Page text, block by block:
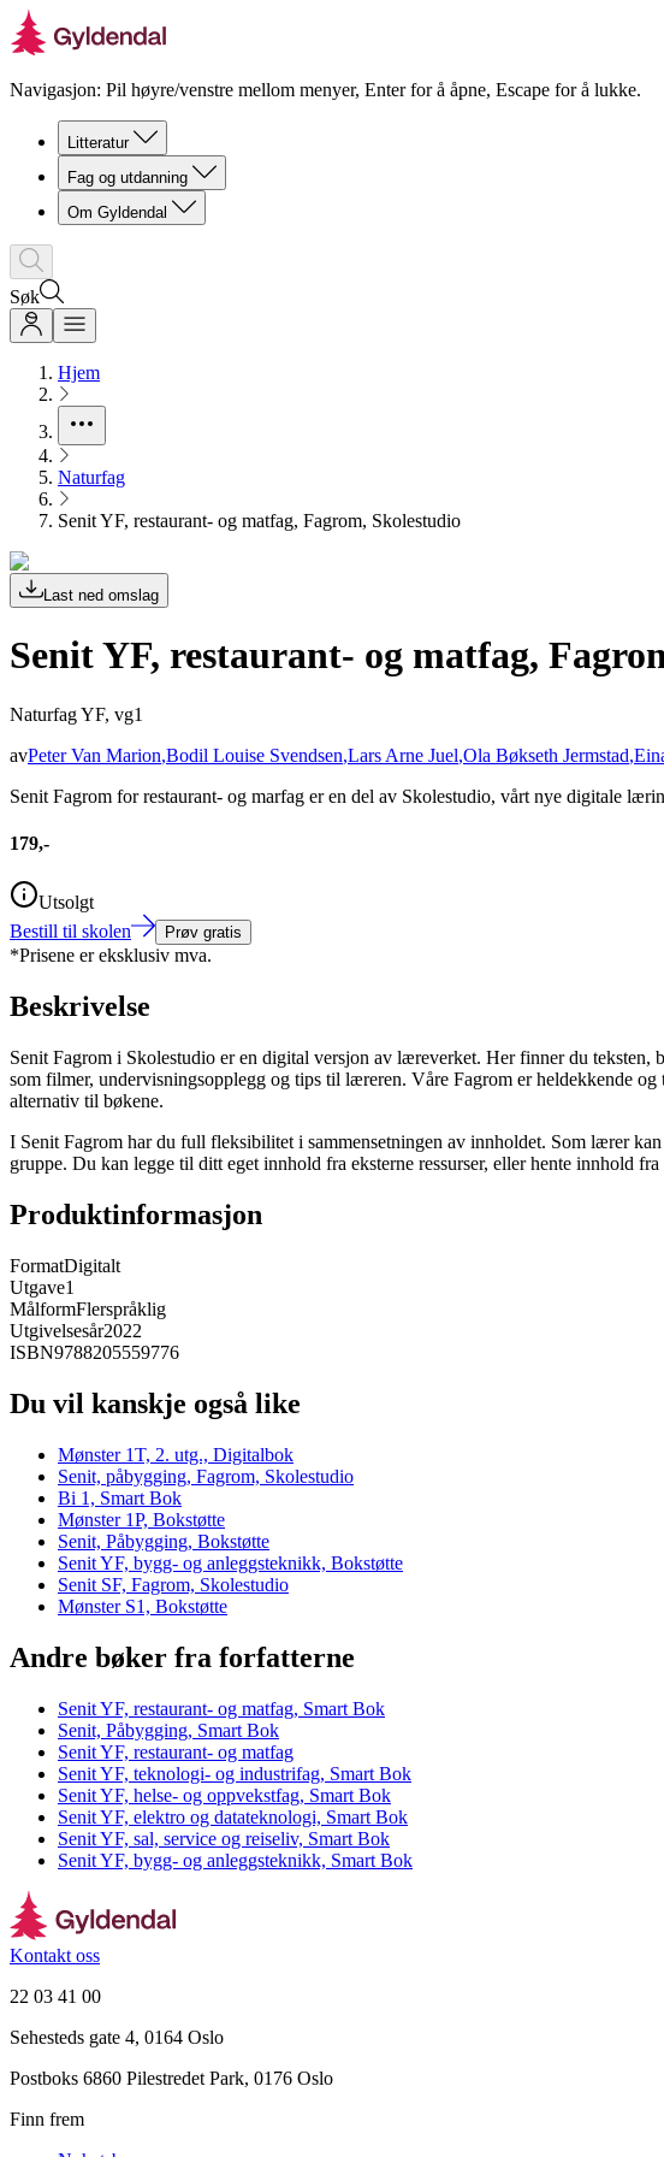
Navigasjon: Pil høyre/venstre mellom menyer, Enter for å åpne, Escape for å lukke.
Litteratur
Fag og utdanning
Om Gyldendal
Søk
Hjem
Naturfag
Senit YF, restaurant- og matfag, Fagrom, Skolestudio
Last ned omslag
Senit YF, restaurant- og matfag,
Naturfag YF, vg1
avPeter Van Marion,Bodil Louise Svendsen,Lars Arne Juel,Ola Bøkseth Jermstad,
Senit Fagrom for restaurant- og marfag er en del av Skolestudio, vårt nye digitale
179,-
Utsolgt
Bestill til skolen
Prøv gratis
*Prisene er eksklusiv mva.
Beskrivelse
Senit Fagrom i Skolestudio er en digital versjon av læreverket. Her finner du teksten,
som filmer, undervisningsopplegg og tips til læreren. Våre Fagrom er heldekkende
alternativ til bøkene.
I Senit Fagrom har du full fleksibilitet i sammensetningen av innholdet. Som lærer
gruppe. Du kan legge til ditt eget innhold fra eksterne ressurser, eller hente innhold
Produktinformasjon
FormatDigitalt
Utgave1
MålformFlerspråklig
Utgivelsesår2022
ISBN9788205559776
Du vil kanskje også like
Mønster 1T, 2. utg., Digitalbok
Senit, påbygging, Fagrom, Skolestudio
Bi 1, Smart Bok
Mønster 1P, Bokstøtte
Senit, Påbygging, Bokstøtte
Senit YF, bygg- og anleggsteknikk, Bokstøtte
Senit SF, Fagrom, Skolestudio
Mønster S1, Bokstøtte
Andre bøker fra forfatterne
Senit YF, restaurant- og matfag, Smart Bok
Senit, Påbygging, Smart Bok
Senit YF, restaurant- og matfag
Senit YF, teknologi- og industrifag, Smart Bok
Senit YF, helse- og oppvekstfag, Smart Bok
Senit YF, elektro og datateknologi, Smart Bok
Senit YF, sal, service og reiseliv, Smart Bok
Senit YF, bygg- og anleggsteknikk, Smart Bok
Kontakt oss
22 03 41 00
Sehesteds gate 4, 0164 Oslo
Postboks 6860 Pilestredet Park, 0176 Oslo
Finn frem